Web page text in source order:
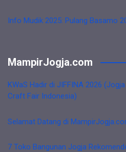
Info Mudik 2025: Pulang Basamo
MampirJogja.com
KWaS Hadir di JIFFINA 2026
Craft Fair Indonesia)
Selamat Datang di
7 Toko Bangunan Jogja